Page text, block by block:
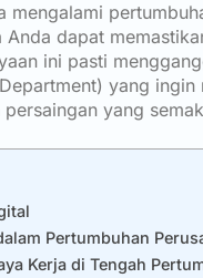
dapat
ini pasti
yang
yang
Pertumbuhan
Kerja di Tengah